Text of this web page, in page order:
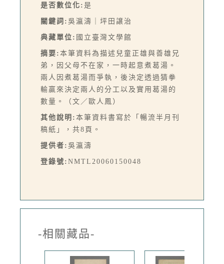
是否數位化: 是
關鍵詞: 吳瀛濤｜坪田譲治
典藏單位: 國立臺灣文學館
摘要: 本筆資料為描述兒童正雄與善雄兄
弟，因父母不在家，一時起意煮葛湯。
兩人因煮葛湯而爭執，後決定透過猜拳
輸贏來決定兩人的分工以及實用葛湯的
數量。（文／歐人鳳）
其他說明: 本筆資料書寫於「暢流半月刊
稿紙」，共8頁。
提供者: 吳瀛濤
登錄號: NMTL20060150048
-相關藏品-